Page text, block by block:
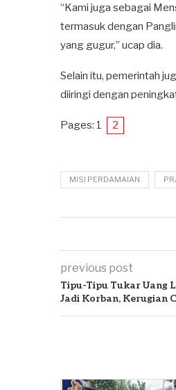
“Kami juga sebagai
termasuk dengan
yang gugur,” ucap dia.
Selain itu, pemerintah
diiringi dengan
Pages: 1 2
MISI PERDAMAIAN
previous post
Tipu-Tipu Tukar Uang
Jadi Korban, Kerugian